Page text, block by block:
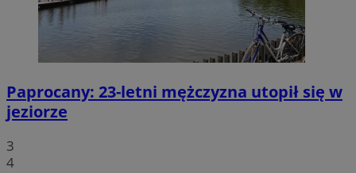
Paprocany: 23-letni mężczyzna utopił się w
jeziorze
3
4